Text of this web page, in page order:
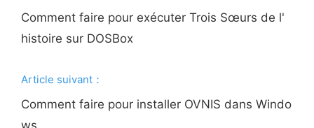
Comment faire pour exécuter Trois Sœurs de l'
histoire sur DOSBox
Article suivant：
Comment faire pour installer OVNIS dans Windo
ws